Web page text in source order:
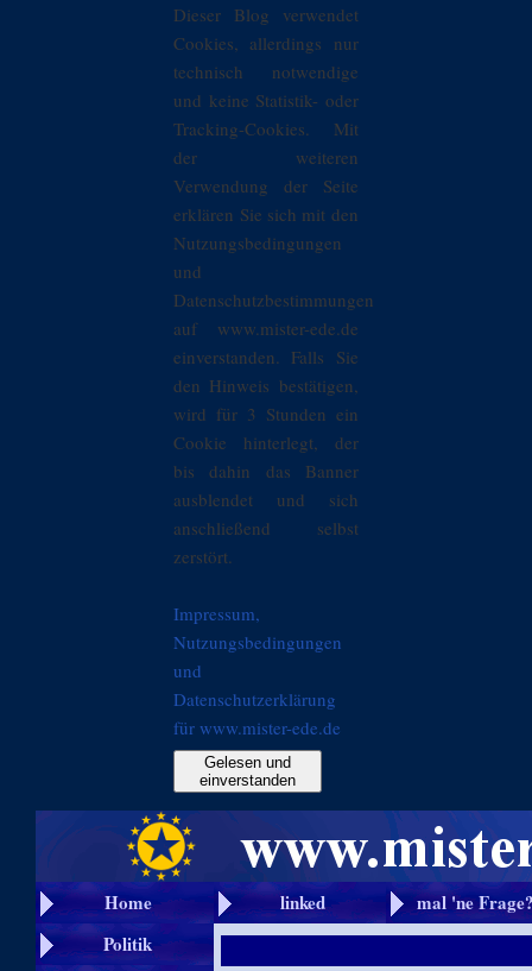
Dieser Blog verwendet
Cookies, allerdings nur
technisch notwendige
und keine Statistik- oder
Tracking-Cookies. Mit
der weiteren
Verwendung der Seite
erklären Sie sich mit den
Nutzungsbedingungen
und
Datenschutzbestimmungen
auf www.mister-ede.de
einverstanden. Falls Sie
den Hinweis bestätigen,
wird für 3 Stunden ein
Cookie hinterlegt, der
bis dahin das Banner
ausblendet und sich
anschließend selbst
zerstört.
Impressum,
Nutzungsbedingungen
und
Datenschutzerklärung
für www.mister-ede.de
Gelesen und
einverstanden
Home linked
mal 'ne
Politik